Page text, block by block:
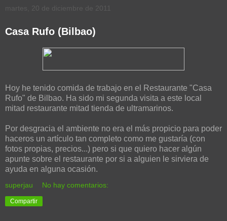
martes, 20 de diciembre de 2011
Casa Rufo (Bilbao)
Hoy he tenido comida de trabajo en el Restaurante "Casa
Rufo" de Bilbao. Ha sido mi segunda visita a este local
mitad restaurante mitad tienda de ultramarinos.
Por desgracia el ambiente no era el más propicio para poder
haceros un artículo tan completo como me gustaría (con
fotos propias, precios...) pero si que quiero hacer algún
apunte sobre el restaurante por si a alguien le sirviera de
ayuda en alguna ocasión.
superjau No hay comentarios:
Compartir